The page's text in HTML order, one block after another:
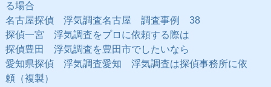
る場合
名古屋探偵 浮気調査名古屋 調査事例 38
探偵一宮 浮気調査をプロに依頼する際は
探偵豊田 浮気調査を豊田市でしたいなら
愛知県探偵 浮気調査愛知 浮気調査は探偵事務所に依
頼（複製）